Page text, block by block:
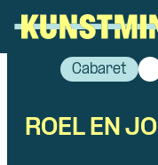
Cabaret
ROEL EN